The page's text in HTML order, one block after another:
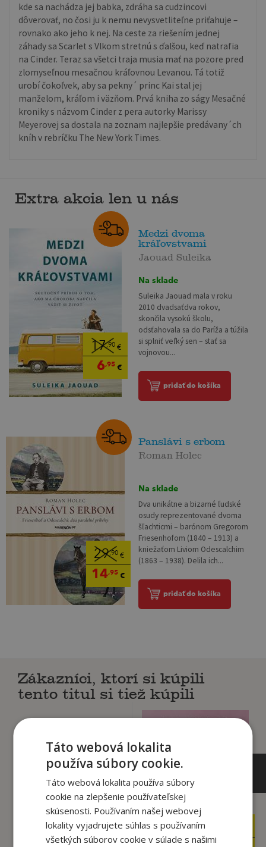
kde sa nachádza jej babka, zdráha sa cudzincovi
dôverovať, no čosi ju k nemu nevysvetliteľne priťahuje –
rovnako ako jeho k nej. Na ceste za riešením jednej
záhady sa Scarlet s Vlkom stretnú s ďalšou, keď natrafia
na Cinder. Teraz sa všetci traja musia mať na pozore pred
zlomyseľnou mesačnou kráľovnou Levanou. Tá totiž
urobí čokoľvek, aby sa pekny´ princ Kai stal jej
manželom, kráľom i väzňom. Prvá kniha zo ságy Mesačné
kroniky s názvom Cinder z pera autorky Marissy
Meyerovej sa dostala na zoznam najlepšie predávany´ch
kníh v rebríčku The New York Times.
Extra akcia len u nás
17,90€
6,95€
Medzi dvoma
kráľovstvami
Jaouad Suleika
Na sklade
Suleika Jaouad mala v roku
2010 dvadsaťdva rokov,
skončila vysokú školu,
odsťahovala sa do Paríža a túžila
si splniť veľký sen – stať sa
vojnovou...
pridať do košíka
29,90€
14,95€
Panslávi s erbom
Roman Holec
Na sklade
Dva unikátne a bizarné ľudské
osudy reprezentované dvoma
šľachticmi – barónom Gregorom
Friesenhofom (1840 – 1913) a
kniežaťom Liviom Odescalchim
(1863 – 1938). Delila ich...
pridať do košíka
Zákazníci, ktorí si kúpili
tento titul si tiež kúpili
12,90€
,26
Táto webová lokalita
používa súbory cookie.
Táto webová lokalita používa súbory
cookie na zlepšenie používateľskej
skúsenosti. Používaním našej webovej
lokality vyjadrujete súhlas s používaním
všetkých súborov cookie v súlade s našimi